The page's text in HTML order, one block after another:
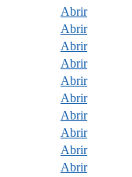
Abrir
Abrir
Abrir
Abrir
Abrir
Abrir
Abrir
Abrir
Abrir
Abrir